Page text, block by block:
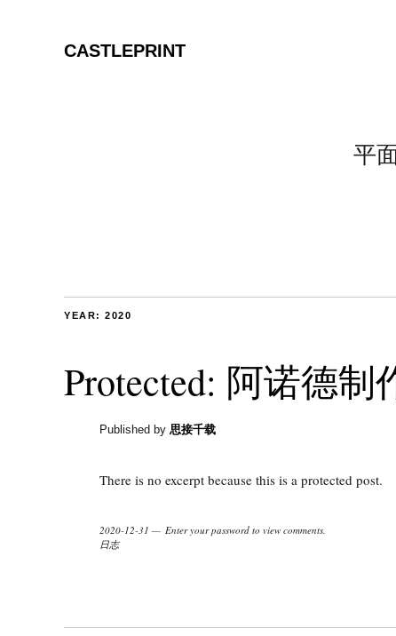
CASTLEPRINT
平
YEAR: 2020
Protected: 阿诺德制
Published by 思接千载
There is no excerpt because this is a protected post.
2020-12-31
Enter your password to view comments.
日志